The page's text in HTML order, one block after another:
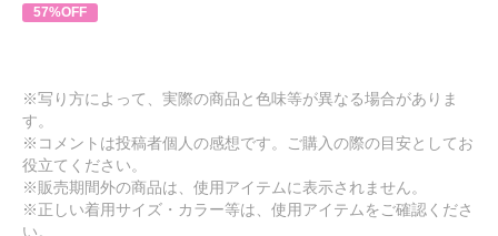
57%OFF
※写り方によって、実際の商品と色味等が異なる場合がありま
す。
※コメントは投稿者個人の感想です。ご購入の際の目安としてお
役立てください。
※販売期間外の商品は、使用アイテムに表示されません。
※正しい着用サイズ・カラー等は、使用アイテムをご確認くださ
い。